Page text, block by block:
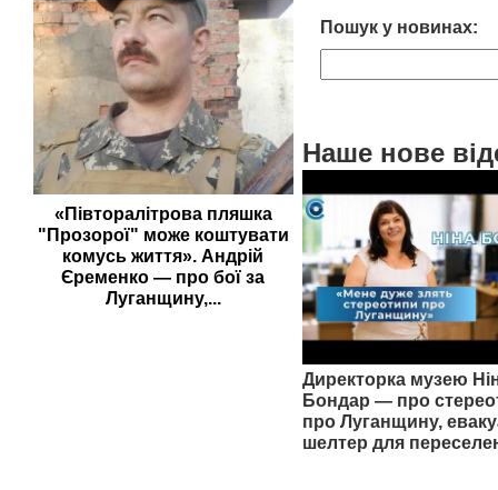
«Півторалітрова пляшка
"Прозорої" може коштувати
комусь життя». Андрій
Єременко — про бої за
Луганщину,...
Пошук у новинах:
Наше нове
Директорка музею
Бондар — про
про Луганщину,
шелтер для